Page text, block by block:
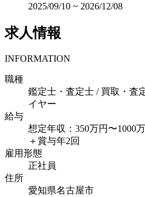
2025/09/10 ~ 2026/12/08
求人情報
INFORMATION
職種
鑑定士・査定士 / 買取・査
イヤー
給与
想定年収：350万円〜1000
＋賞与年2回
雇用形態
正社員
住所
愛知県名古屋市